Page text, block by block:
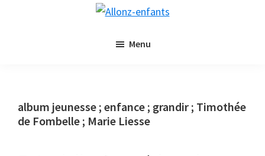
de
Menu
album jeunesse ; enfance ; grandir ; Timothée
de Fombelle ; Marie Liesse